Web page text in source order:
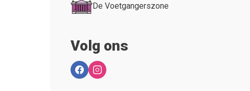
De Voetgangerszone
Volg ons